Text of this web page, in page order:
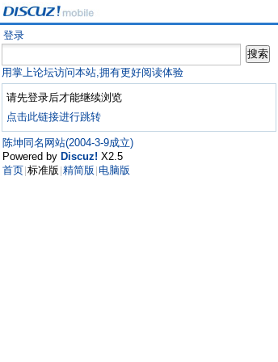
登录
用掌上论坛访问本站,拥有更好阅读体验
请先登录后才能继续浏览
点击此链接进行跳转
陈坤同名网站(2004-3-9成立)
Powered by Discuz! X2.5
首页 标准版 精简版 电脑版